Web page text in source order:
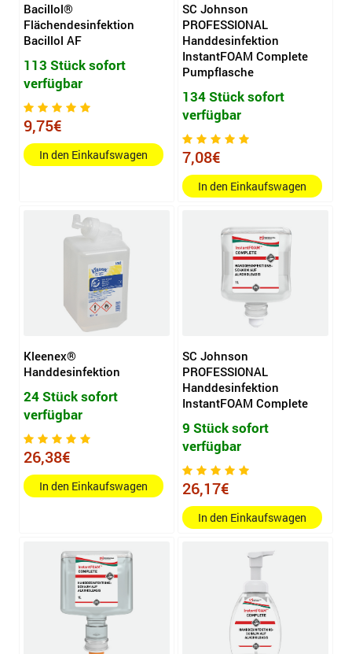
Bacillol®
Flächendesinfektion
Bacillol AF
113 Stück sofort
verfügbar
9,75€
In den Einkaufswagen
SC Johnson
PROFESSIONAL
Handdesinfektion
InstantFOAM Complete
Pumpflasche
134 Stück sofort
verfügbar
7,08€
In den Einkaufswagen
Kleenex®
Handdesinfektion
24 Stück sofort
verfügbar
26,38€
In den Einkaufswagen
SC Johnson
PROFESSIONAL
Handdesinfektion
InstantFOAM Complete
9 Stück sofort
verfügbar
26,17€
In den Einkaufswagen